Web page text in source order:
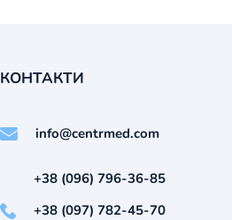
КОНТАКТИ
info@centrmed.com
+38 (096) 796-36-85
+38 (097) 782-45-70